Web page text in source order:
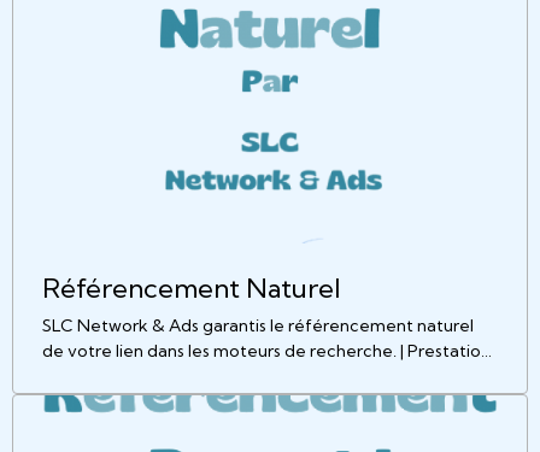
Référencement Naturel
SLC Network & Ads garantis le référencement naturel
de votre lien dans les moteurs de recherche. | Prestations